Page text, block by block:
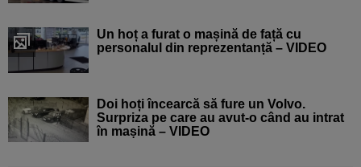
Un hoț a furat o mașină de față cu
personalul din reprezentanță – VIDEO
Doi hoți încearcă să fure un Volvo.
Surpriza pe care au avut-o când au intrat
în mașină – VIDEO